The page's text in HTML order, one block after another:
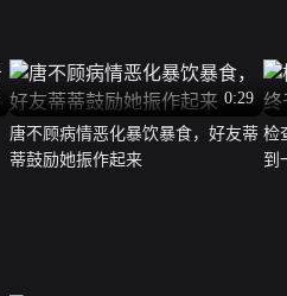
0:29
唐不顾病情恶化暴饮暴食，好友蒂
蒂鼓励她振作起来
检
到